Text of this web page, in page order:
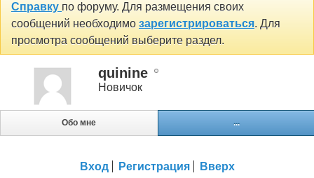
Справку по форуму. Для размещения своих
сообщений необходимо зарегистрироваться. Для
просмотра сообщений выберите раздел.
quinine
Новичок
Обо мне ...
Вход Регистрация Вверх